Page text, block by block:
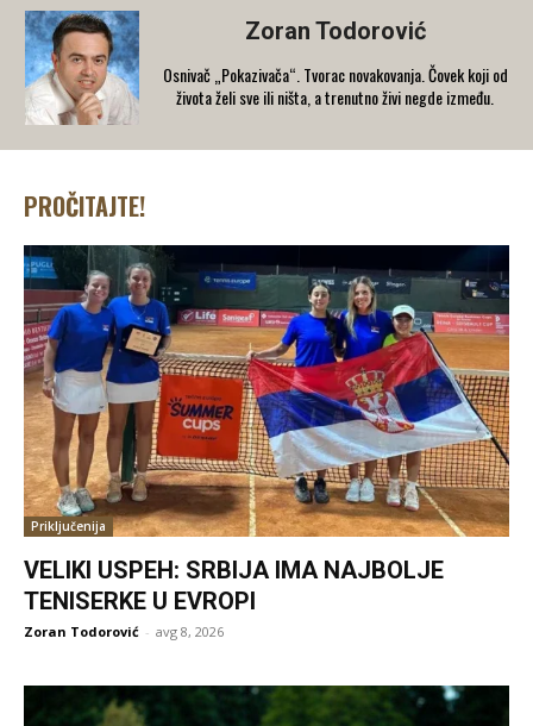
Zoran Todorović
Osnivač „Pokazivača“. Tvorac novakovanja. Čovek koji od
života želi sve ili ništa, a trenutno živi negde između.
PROČITAJTE!
Priključenija
VELIKI USPEH: SRBIJA IMA NAJBOLJE
TENISERKE U EVROPI
Zoran Todorović - avg 8, 2026